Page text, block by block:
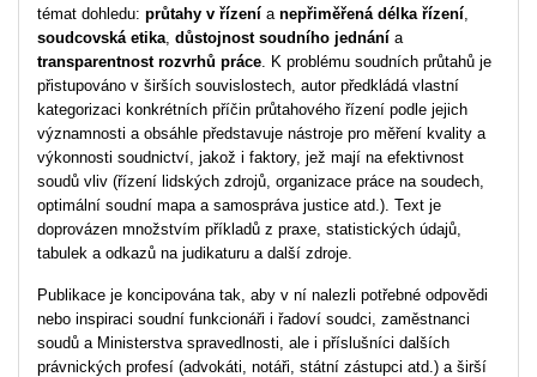
témat dohledu: průtahy v řízení a nepřiměřená délka řízení
soudcovská etika důstojnost soudního jednání a
transparentnost rozvrhů práce . K problému soudních průtahů je
přistupováno v širších souvislostech, autor předkládá vlastní
kategorizaci konkrétních příčin průtahového řízení podle jejich
významnosti a obsáhle představuje nástroje pro měření kvality a
výkonnosti soudnictví, jakož i faktory, jež mají na efektivnost
soudů vliv (řízení lidských zdrojů, organizace práce na soudech,
optimální soudní mapa a samospráva justice atd.). Text je
doprovázen množstvím příkladů z praxe, statistických údajů,
tabulek a odkazů na judikaturu a další zdroje.
Publikace je koncipována tak, aby v ní nalezli potřebné odpovědi
nebo inspiraci soudní funkcionáři i řadoví soudci, zaměstnanci
soudů a Ministerstva spravedlnosti, ale i příslušníci dalších
právnických profesí (advokáti, notáři, státní zástupci atd.) a širší